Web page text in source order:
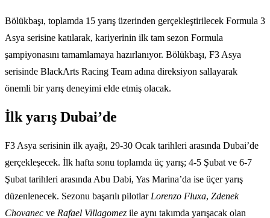
Bölükbaşı, toplamda 15 yarış üzerinden gerçekleştirilecek Formula 3
Asya serisine katılarak, kariyerinin ilk tam sezon Formula
şampiyonasını tamamlamaya hazırlanıyor. Bölükbaşı, F3 Asya
serisinde BlackArts Racing Team adına direksiyon sallayarak
önemli bir yarış deneyimi elde etmiş olacak.
İlk yarış Dubai’de
F3 Asya serisinin ilk ayağı, 29-30 Ocak tarihleri arasında Dubai’de
gerçekleşecek. İlk hafta sonu toplamda üç yarış; 4-5 Şubat ve 6-7
Şubat tarihleri arasında Abu Dabi, Yas Marina’da ise üçer yarış
düzenlenecek. Sezonu başarılı pilotlar Lorenzo Fluxa, Zdenek
Chovanec ve Rafael Villagomez ile aynı takımda yarışacak olan